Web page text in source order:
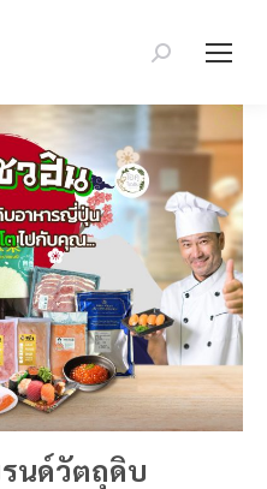
Search:
นด์วัตถุดิบ